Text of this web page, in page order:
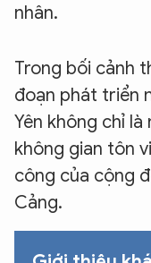
nhân.
Trong bối cảnh
đoạn phát triển
Yên không chỉ
không gian tôn
công của cộng
Cảng.
XIN